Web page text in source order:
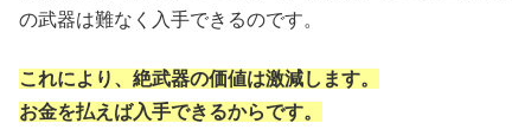
の武器は難なく入手できるのです。
これにより、絶武器の価値は激減します。
お金を払えば入手できるからです。